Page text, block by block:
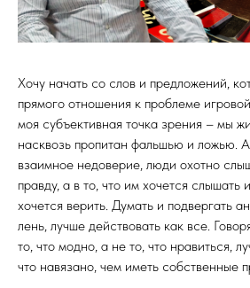
Хочу начать со слов и предложений,
прямого отношения к проблеме
моя субъективная точка зрения – мы
насквозь пропитан фальшью и ложью.
взаимное недоверие, люди охотно
правду, а в то, что им хочется слышать
хочется верить. Думать и подвергать
лень, лучше действовать как все.
то, что модно, а не то, что нравиться,
что навязано, чем иметь собственные